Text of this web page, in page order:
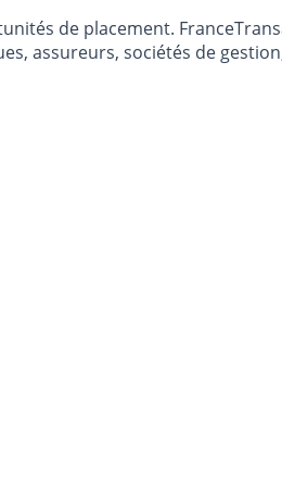
de placement.
assureurs, sociétés de